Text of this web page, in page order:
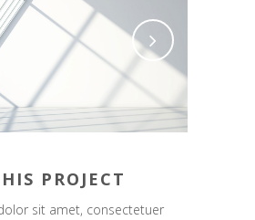
PROJECT
sit amet, consectetuer